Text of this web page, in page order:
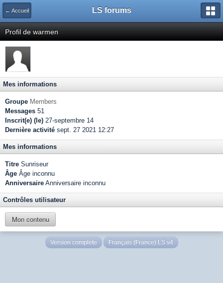
← Accueil LS forums
Profil de warmen
Mes informations
Groupe Members
Messages 51
Inscrit(e) (le) 27-septembre 14
Dernière activité sept. 27 2021 12:27
Mes informations
Titre Sunriseur
Âge Âge inconnu
Anniversaire Anniversaire inconnu
Contrôles utilisateur
Mon contenu
Version complète Français (France) LS v4